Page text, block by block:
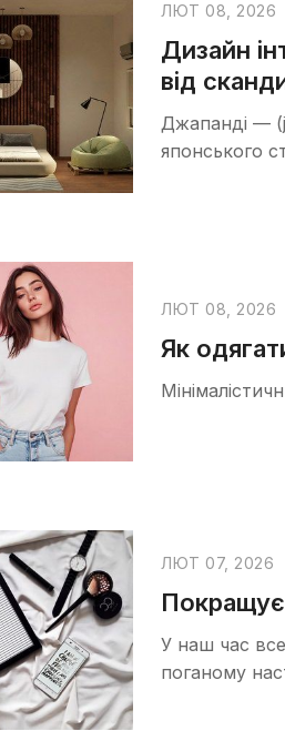
ЛЮТ 08, 2026
Дизайн
від
Джапанді —
японського
ЛЮТ 08, 2026
Як
ЛЮТ 07, 2026
У наш час все
поганому